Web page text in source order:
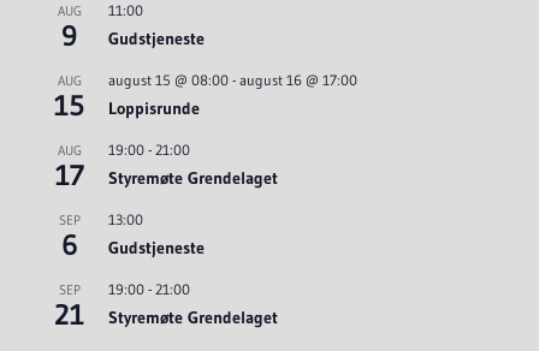
AUG
9
11:00
Gudstjeneste
AUG
15
august 15 @ 08:00- august 16 @ 17:00
Loppisrunde
AUG
17
19:00- 21:00
Styremøte Grendelaget
SEP
6
13:00
Gudstjeneste
SEP
21
19:00- 21:00
Styremøte Grendelaget